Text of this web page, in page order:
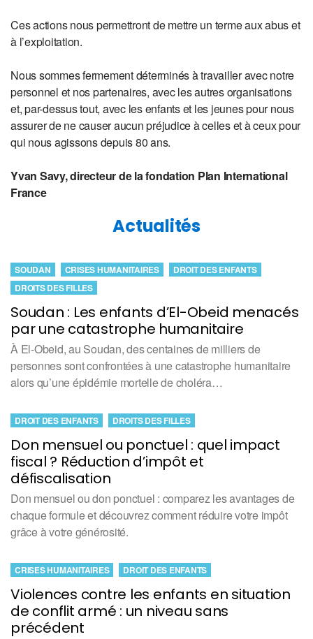
Ces actions nous permettront de mettre un terme aux abus et
à l’exploitation.
Nous sommes fermement déterminés à travailler avec notre
personnel et nos partenaires, avec les autres organisations
et, par-dessus tout, avec les enfants et les jeunes pour nous
assurer de ne causer aucun préjudice à celles et à ceux pour
qui nous agissons depuis 80 ans.
Yvan Savy, directeur de la fondation Plan International
France
Actualités
Soudan : Les enfants d’El-Obeid menacés
par une catastrophe humanitaire
SOUDAN CRISES HUMANITAIRES
DROIT DES ENFANTS
DROITS DES FILLES
À El-Obeid, au Soudan, des centaines de milliers de
personnes sont confrontées à une catastrophe humanitaire
alors qu’une épidémie mortelle de choléra…
Don mensuel ou ponctuel : quel impact
fiscal ? Réduction d’impôt et
défiscalisation
DROIT DES ENFANTS DROITS DES FILLES
Don mensuel ou don ponctuel : comparez les avantages de
chaque formule et découvrez comment réduire votre impôt
grâce à votre générosité.
Violences contre les enfants en situation
de conflit armé : un niveau sans
précédent
CRISES HUMANITAIRES DROIT DES ENFANTS